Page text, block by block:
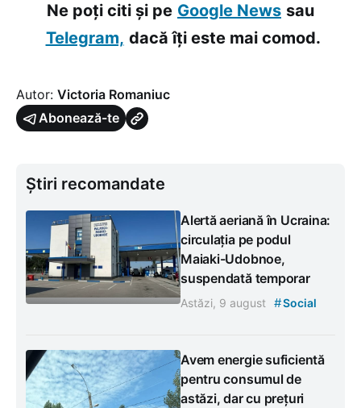
Ne poți citi și pe Google News sau
Telegram, dacă îți este mai comod.
Autor: Victoria Romaniuc
Abonează-te
Știri recomandate
Alertă aeriană în Ucraina:
circulația pe podul
Maiaki-Udobnoe,
suspendată temporar
Astăzi, 9 august #Social
Avem energie suficientă
pentru consumul de
astăzi, dar cu prețuri